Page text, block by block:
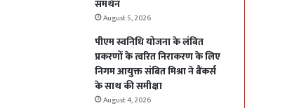
समर्थन
August 5, 2026
पीएम स्वनिधि योजना के लंबित
प्रकरणों के त्वरित निराकरण के लिए
निगम आयुक्त संबित मिश्रा ने बैंकर्स
के साथ की समीक्षा
August 4, 2026